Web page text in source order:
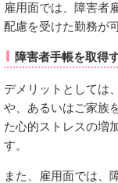
雇用面では、障害者
配慮を受けた勤務が
障害者手帳を取得
デメリットとしては
や、あるいはご家族
た心的ストレスの増
す。
また、雇用面では、